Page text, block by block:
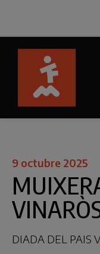
9 octubre 2025
DIADA DEL PAIS